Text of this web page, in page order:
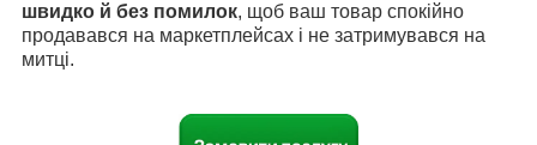
швидко й без помилок, щоб ваш товар спокійно
продавався на маркетплейсах і не затримувався на
митці.